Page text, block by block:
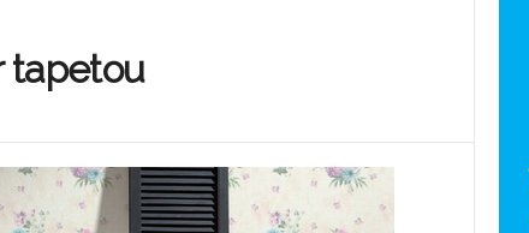
tapetou